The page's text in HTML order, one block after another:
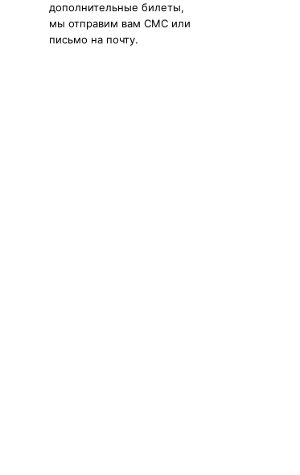
дополнительные билеты,
мы отправим вам СМС или
письмо на почту.